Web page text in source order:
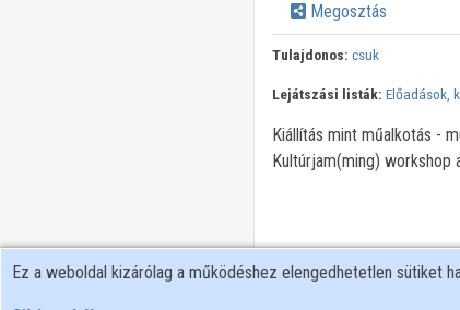
Megosztás
Tulajdonos: csuk
Lejátszási listák: Előadások,
Kiállítás mint műalkotás -
Kultúrjam(ming)
Ez a weboldal kizárólag a működéshez elengedhetetlen sütiket